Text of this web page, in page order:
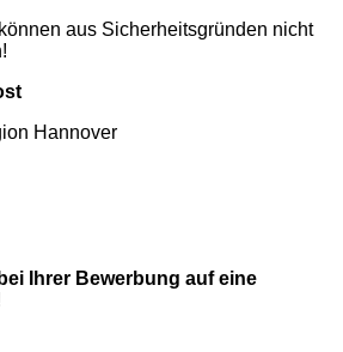
aus Sicherheitsgründen nicht
Hannover
Ihrer Bewerbung auf eine